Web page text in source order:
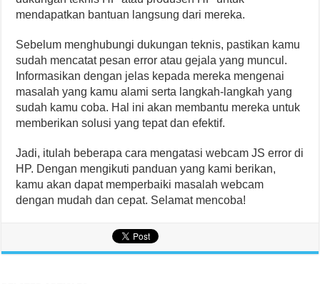
mendapatkan bantuan langsung dari mereka.
Sebelum menghubungi dukungan teknis, pastikan kamu
sudah mencatat pesan error atau gejala yang muncul.
Informasikan dengan jelas kepada mereka mengenai
masalah yang kamu alami serta langkah-langkah yang
sudah kamu coba. Hal ini akan membantu mereka untuk
memberikan solusi yang tepat dan efektif.
Jadi, itulah beberapa cara mengatasi webcam JS error di
HP. Dengan mengikuti panduan yang kami berikan,
kamu akan dapat memperbaiki masalah webcam
dengan mudah dan cepat. Selamat mencoba!